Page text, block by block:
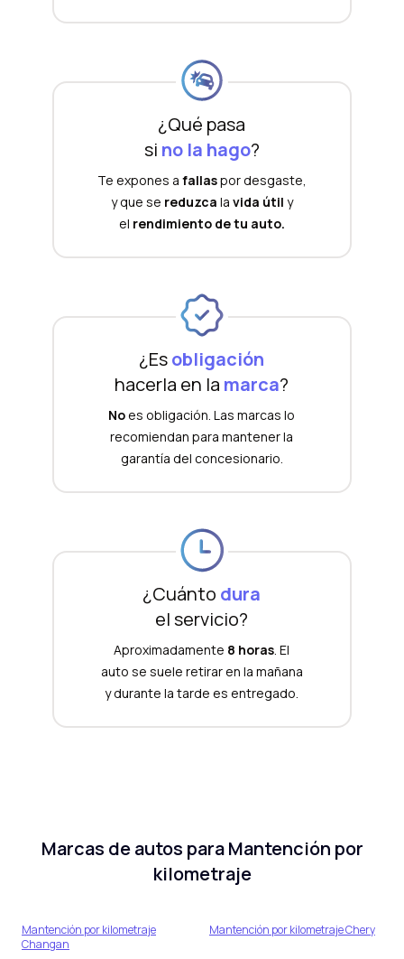
¿Qué pasa
si no la hago?
Te expones a fallaspor desgaste,
y que se reduzca la vida útil y
el rendimiento de tu auto.
¿Esobligación
hacerla en la marca?
Noes obligación. Las marcas lo
recomiendan para mantener la
garantía del concesionario.
¿Cuánto dura
el servicio?
Aproximadamente 8 horas. El
auto se suele retirar en la mañana
y durante la tarde es entregado.
Marcas de autos paraMantención por
kilometraje
Mantención por kilometraje
Changan
Mantención por kilometrajeChery